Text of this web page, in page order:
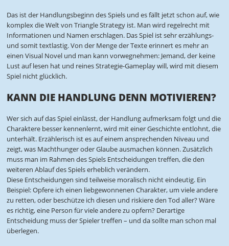
Das ist der Handlungsbeginn des Spiels und es fällt jetzt schon auf, wie
komplex die Welt von Triangle Strategy ist. Man wird regelrecht mit
Informationen und Namen erschlagen. Das Spiel ist sehr erzählungs-
und somit textlastig. Von der Menge der Texte erinnert es mehr an
einen Visual Novel und man kann vorwegnehmen: Jemand, der keine
Lust auf lesen hat und reines Strategie-Gameplay will, wird mit diesem
Spiel nicht glücklich.
KANN DIE HANDLUNG DENN MOTIVIEREN?
Wer sich auf das Spiel einlässt, der Handlung aufmerksam folgt und die
Charaktere besser kennenlernt, wird mit einer Geschichte entlohnt, die
unterhält. Erzählerisch ist es auf einem ansprechenden Niveau und
zeigt, was Machthunger oder Glaube ausmachen können. Zusätzlich
muss man im Rahmen des Spiels Entscheidungen treffen, die den
weiteren Ablauf des Spiels erheblich verändern.
Diese Entscheidungen sind teilweise moralisch nicht eindeutig. Ein
Beispiel: Opfere ich einen liebgewonnenen Charakter, um viele andere
zu retten, oder beschütze ich diesen und riskiere den Tod aller? Wäre
es richtig, eine Person für viele andere zu opfern? Derartige
Entscheidung muss der Spieler treffen – und da sollte man schon mal
überlegen.